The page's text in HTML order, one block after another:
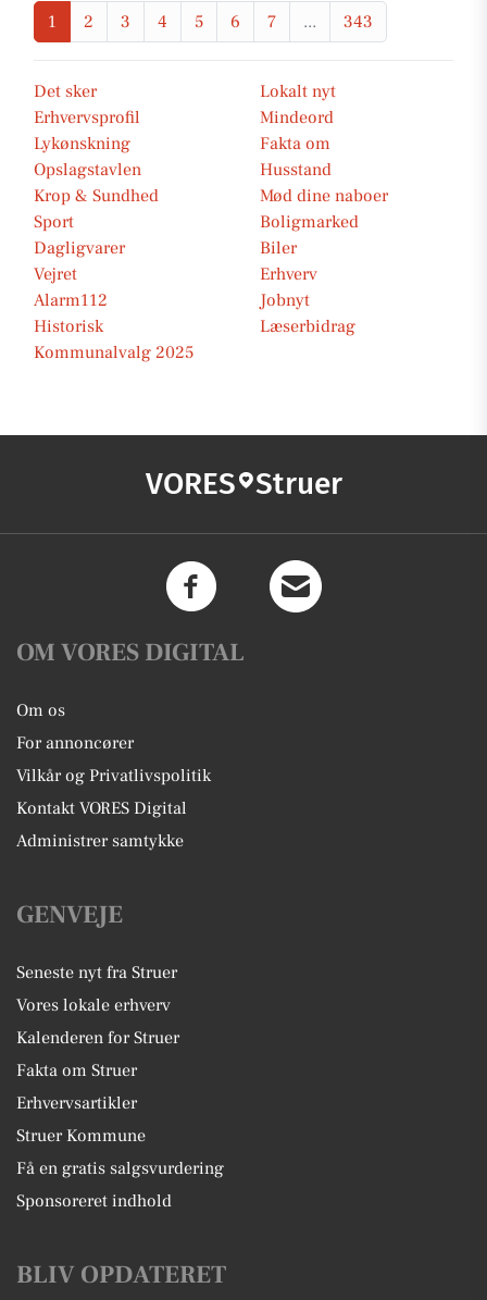
1 2 3 4 5 6 7 ... 343
Det sker
Lokalt nyt
Erhvervsprofil
Mindeord
Lykønskning
Fakta om
Opslagstavlen
Husstand
Krop & Sundhed
Mød dine naboer
Sport
Boligmarked
Dagligvarer
Biler
Vejret
Erhverv
Alarm112
Jobnyt
Historisk
Læserbidrag
Kommunalvalg 2025
VORES Struer
OM VORES DIGITAL
Om os
For annoncører
Vilkår og Privatlivspolitik
Kontakt VORES Digital
Administrer samtykke
GENVEJE
Seneste nyt fra Struer
Vores lokale erhverv
Kalenderen for Struer
Fakta om Struer
Erhvervsartikler
Struer Kommune
Få en gratis salgsvurdering
Sponsoreret indhold
BLIV OPDATERET